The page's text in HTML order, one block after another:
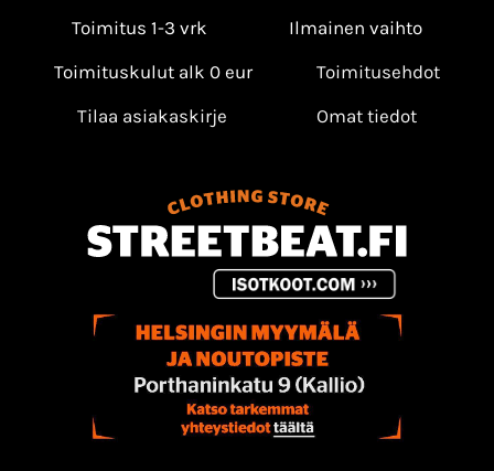
Toimitus 1-3 vrk
Ilmainen vaihto
Toimituskulut alk 0 eur
Toimitusehdot
Tilaa asiakaskirje
Omat tiedot